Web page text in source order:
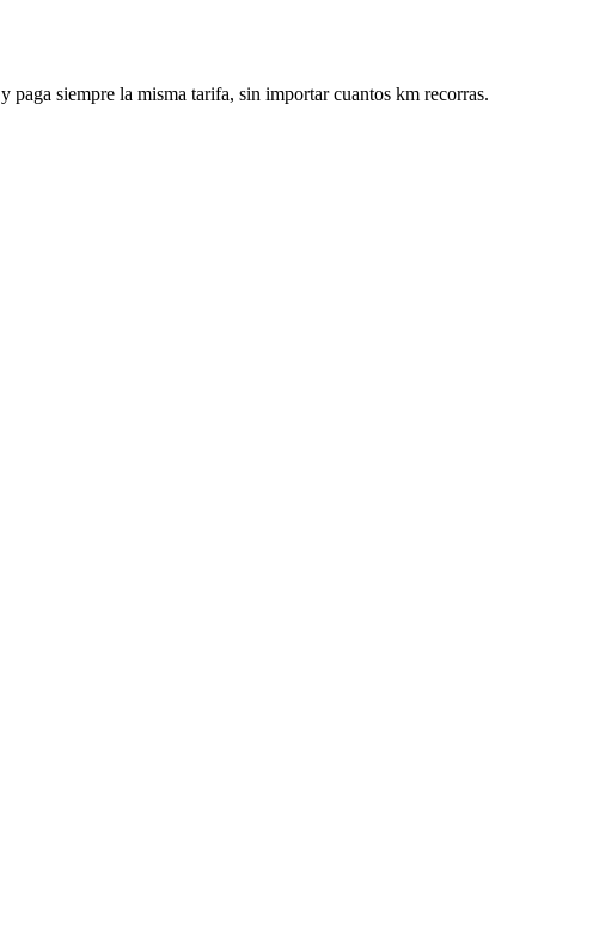
y paga siempre la misma tarifa, sin importar cuantos km recorras.